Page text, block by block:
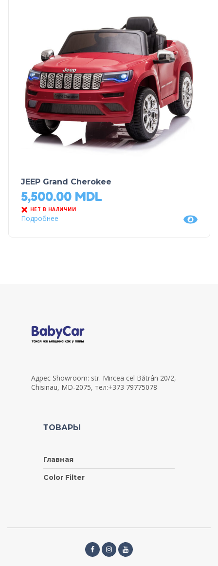
JEEP Grand Cherokee
5,500.00 MDL
НЕТ В НАЛИЧИИ
Подробнее
Адрес Showroom: str. Mircea cel Bătrân 20/2,
Chisinau, MD-2075, тел:+373 79775078
ТОВАРЫ
Главная
Color Filter